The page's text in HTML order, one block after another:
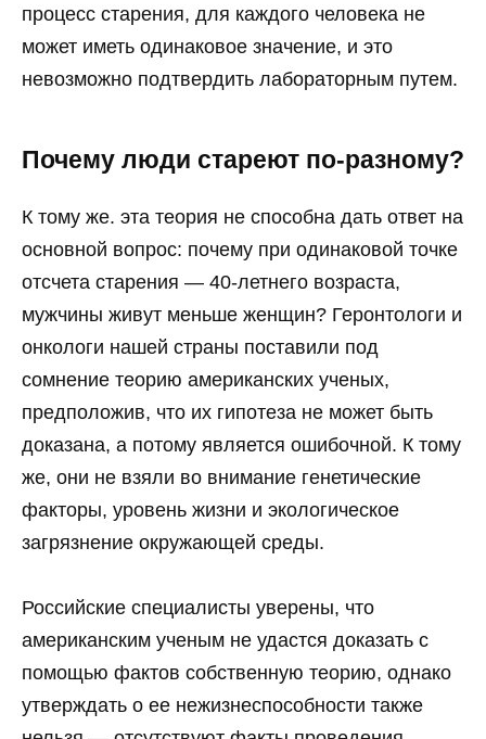
процесс старения, для каждого человека не
может иметь одинаковое значение, и это
невозможно подтвердить лабораторным путем.
Почему люди стареют по-разному?
К тому же. эта теория не способна дать ответ на
основной вопрос: почему при одинаковой точке
отсчета старения — 40-летнего возраста,
мужчины живут меньше женщин? Геронтологи и
онкологи нашей страны поставили под
сомнение теорию американских ученых,
предположив, что их гипотеза не может быть
доказана, а потому является ошибочной. К тому
же, они не взяли во внимание генетические
факторы, уровень жизни и экологическое
загрязнение окружающей среды.
Российские специалисты уверены, что
американским ученым не удастся доказать с
помощью фактов собственную теорию, однако
утверждать о ее нежизнеспособности также